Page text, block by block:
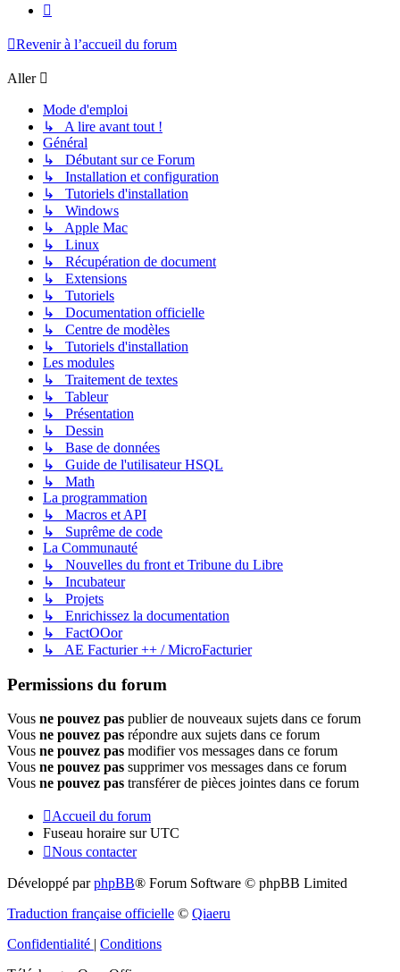
Revenir à l’accueil du forum
Aller
Mode d'emploi
↳ A lire avant tout !
Général
↳ Débutant sur ce Forum
↳ Installation et configuration
↳ Tutoriels d'installation
↳ Windows
↳ Apple Mac
↳ Linux
↳ Récupération de document
↳ Extensions
↳ Tutoriels
↳ Documentation officielle
↳ Centre de modèles
↳ Tutoriels d'installation
Les modules
↳ Traitement de textes
↳ Tableur
↳ Présentation
↳ Dessin
↳ Base de données
↳ Guide de l'utilisateur HSQL
↳ Math
La programmation
↳ Macros et API
↳ Suprême de code
La Communauté
↳ Nouvelles du front et Tribune du Libre
↳ Incubateur
↳ Projets
↳ Enrichissez la documentation
↳ FactOOor
↳ AE Facturier ++ / MicroFacturier
Permissions du forum
Vous ne pouvez pas publier de nouveaux sujets dans ce forum
Vous ne pouvez pas répondre aux sujets dans ce forum
Vous ne pouvez pas modifier vos messages dans ce forum
Vous ne pouvez pas supprimer vos messages dans ce forum
Vous ne pouvez pas transférer de pièces jointes dans ce forum
Accueil du forum
Fuseau horaire surUTC
Nous contacter
Développé parphpBB® Forum Software © phpBB Limited
Traduction française officielle © Qiaeru
Confidentialité | Conditions